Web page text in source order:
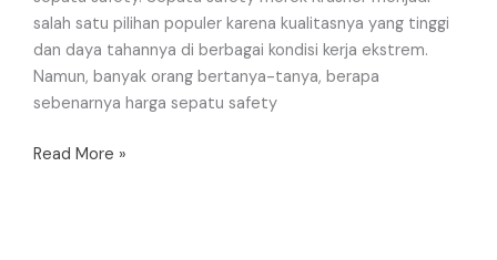
salah satu pilihan populer karena kualitasnya yang tinggi
dan daya tahannya di berbagai kondisi kerja ekstrem.
Namun, banyak orang bertanya-tanya, berapa
sebenarnya harga sepatu safety
Read More »